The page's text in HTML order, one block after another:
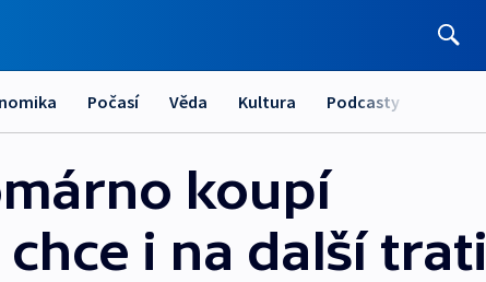
Počasí Věda Kultura Podcasty
koupí
i na další trati